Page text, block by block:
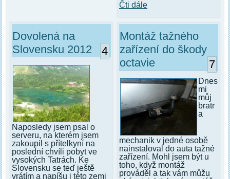
Čti dále
Dovolená na
Slovensku 2012
4
Naposledy jsem psal o
serveru, na kterém jsem
zakoupil s přítelkyní na
poslední chvíli pobyt ve
vysokých Tatrách. Ke
Slovensku se teď ještě
vrátím a napíšu i této zemi
Montáž tažného
zařízení do škody
octavie
7
Dnes
mi
můj
bratr
a
mechanik v jedné osobě
nainstaloval do auta tažné
zařízení. Mohl jsem být u
toho, když montáž
prováděl a tak vám můžu